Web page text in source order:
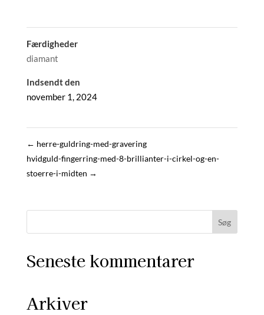
Færdigheder
diamant
Indsendt den
november 1, 2024
← herre-guldring-med-gravering
hvidguld-fingerring-med-8-brillianter-i-cirkel-og-en-
stoerre-i-midten →
Seneste kommentarer
Arkiver